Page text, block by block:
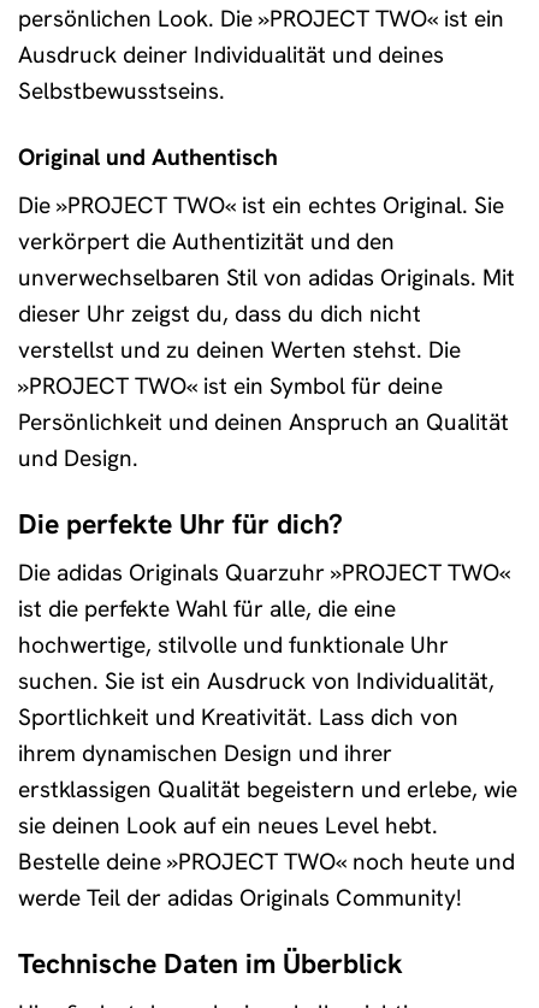
persönlichen Look. Die »PROJECT TWO« ist ein
Ausdruck deiner Individualität und deines
Selbstbewusstseins.
Original und Authentisch
Die »PROJECT TWO« ist ein echtes Original. Sie
verkörpert die Authentizität und den
unverwechselbaren Stil von adidas Originals. Mit
dieser Uhr zeigst du, dass du dich nicht
verstellst und zu deinen Werten stehst. Die
»PROJECT TWO« ist ein Symbol für deine
Persönlichkeit und deinen Anspruch an Qualität
und Design.
Die perfekte Uhr für dich?
Die adidas Originals Quarzuhr »PROJECT TWO«
ist die perfekte Wahl für alle, die eine
hochwertige, stilvolle und funktionale Uhr
suchen. Sie ist ein Ausdruck von Individualität,
Sportlichkeit und Kreativität. Lass dich von
ihrem dynamischen Design und ihrer
erstklassigen Qualität begeistern und erlebe, wie
sie deinen Look auf ein neues Level hebt.
Bestelle deine »PROJECT TWO« noch heute und
werde Teil der adidas Originals Community!
Technische Daten im Überblick